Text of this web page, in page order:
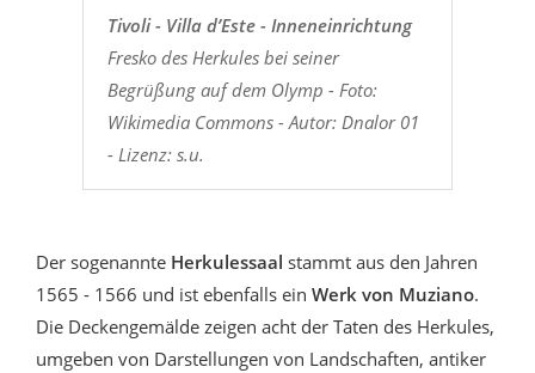
Tivoli - Villa d’Este - Inneneinrichtung
Fresko des Herkules bei seiner
Begrüßung auf dem Olymp - Foto:
Wikimedia Commons - Autor: Dnalor 01
- Lizenz: s.u.
Der sogenannte Herkulessaal stammt aus den Jahren
1565 - 1566 und ist ebenfalls ein Werk von Muziano.
Die Deckengemälde zeigen acht der Taten des Herkules,
umgeben von Darstellungen von Landschaften, antiker